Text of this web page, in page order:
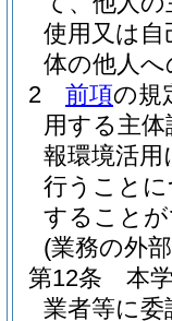
使用又は自
体の他人
2
前項の規
用する主
報環境活
行うこと
すること
(業務の外
第12条
本
業者等に